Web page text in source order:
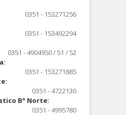
0351 - 153271256
0351 - 153492294
0351 - 4904950 / 51 / 52
0351 - 153271885
0351 - 4722130
B° Norte:
0351 - 4995780